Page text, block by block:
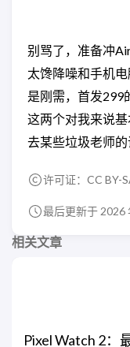
别骂了，准备冲
太馋降噪和手机
是刚需，首发299
这两个对我来说
去某些垃圾老师
许可证： CC BY-
最后更新于 2026
相关文章
Pixel Watch 2：